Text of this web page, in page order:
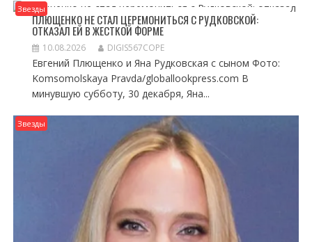
Звезды
ПЛЮЩЕНКО НЕ СТАЛ ЦЕРЕМОНИТЬСЯ С РУДКОВСКОЙ:
ОТКАЗАЛ ЕЙ В ЖЕСТКОЙ ФОРМЕ
10.08.2026 DIGIS567COPE
Евгений Плющенко и Яна Рудковская с сыном Фото:
Komsomolskaya Pravda/globallookpress.com В
минувшую субботу, 30 декабря, Яна...
Звезды